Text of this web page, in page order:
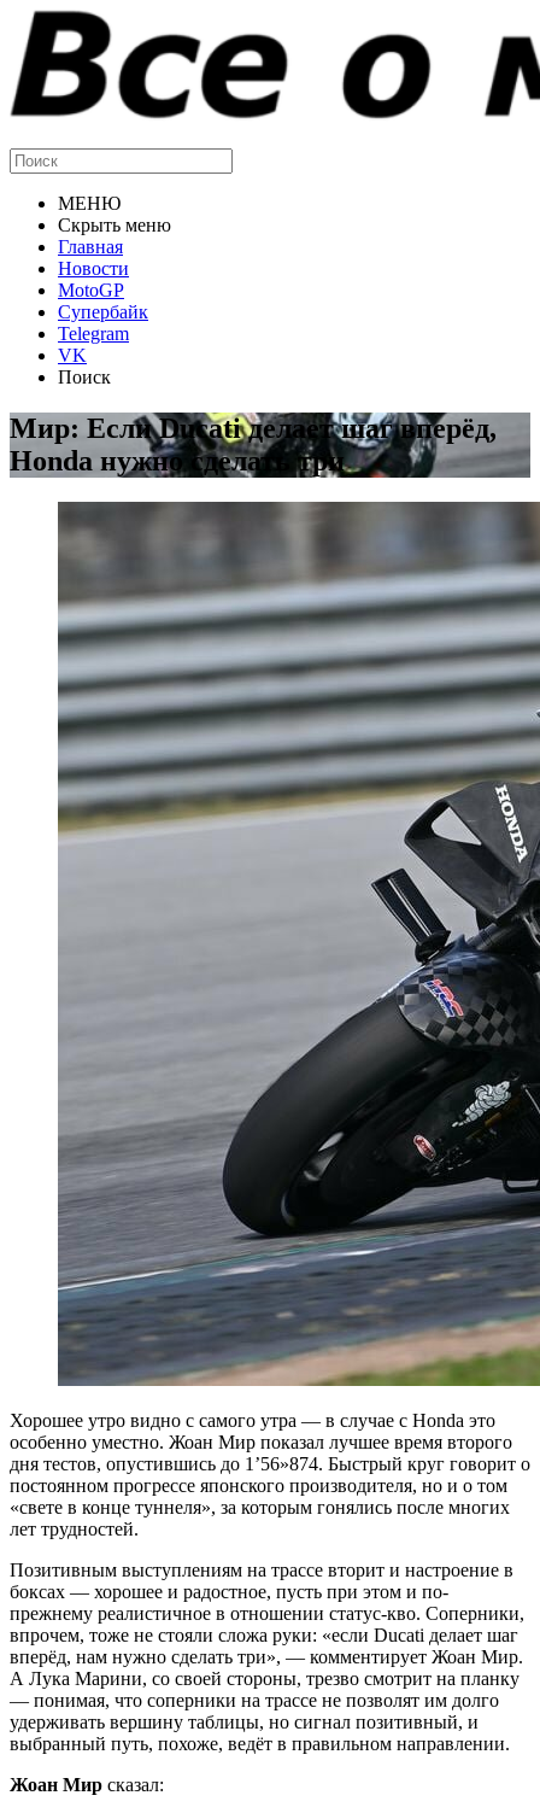
МЕНЮ
Скрыть меню
Главная
Новости
MotoGP
Супербайк
Telegram
VK
Поиск
Мир: Если Ducati делает шаг вперёд,
Honda нужно сделать три
Хорошее утро видно с самого утра — в случае с Honda это
особенно уместно. Жоан Мир показал лучшее время второго
дня тестов, опустившись до 1’56»874. Быстрый круг говорит о
постоянном прогрессе японского производителя, но и о том
«свете в конце туннеля», за которым гонялись после многих
лет трудностей.
Позитивным выступлениям на трассе вторит и настроение в
боксах — хорошее и радостное, пусть при этом и по-
прежнему реалистичное в отношении статус-кво. Соперники,
впрочем, тоже не стояли сложа руки: «если Ducati делает шаг
вперёд, нам нужно сделать три», — комментирует Жоан Мир.
А Лука Марини, со своей стороны, трезво смотрит на планку
— понимая, что соперники на трассе не позволят им долго
удерживать вершину таблицы, но сигнал позитивный, и
выбранный путь, похоже, ведёт в правильном направлении.
Жоан Мир сказал: